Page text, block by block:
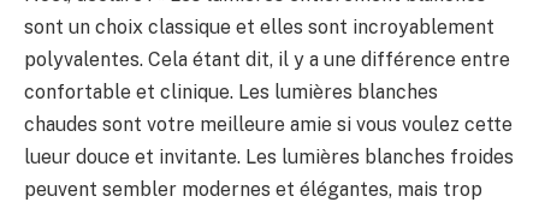
sont un choix classique et elles sont incroyablement
polyvalentes. Cela étant dit, il y a une différence entre
confortable et clinique. Les lumières blanches
chaudes sont votre meilleure amie si vous voulez cette
lueur douce et invitante. Les lumières blanches froides
peuvent sembler modernes et élégantes, mais trop